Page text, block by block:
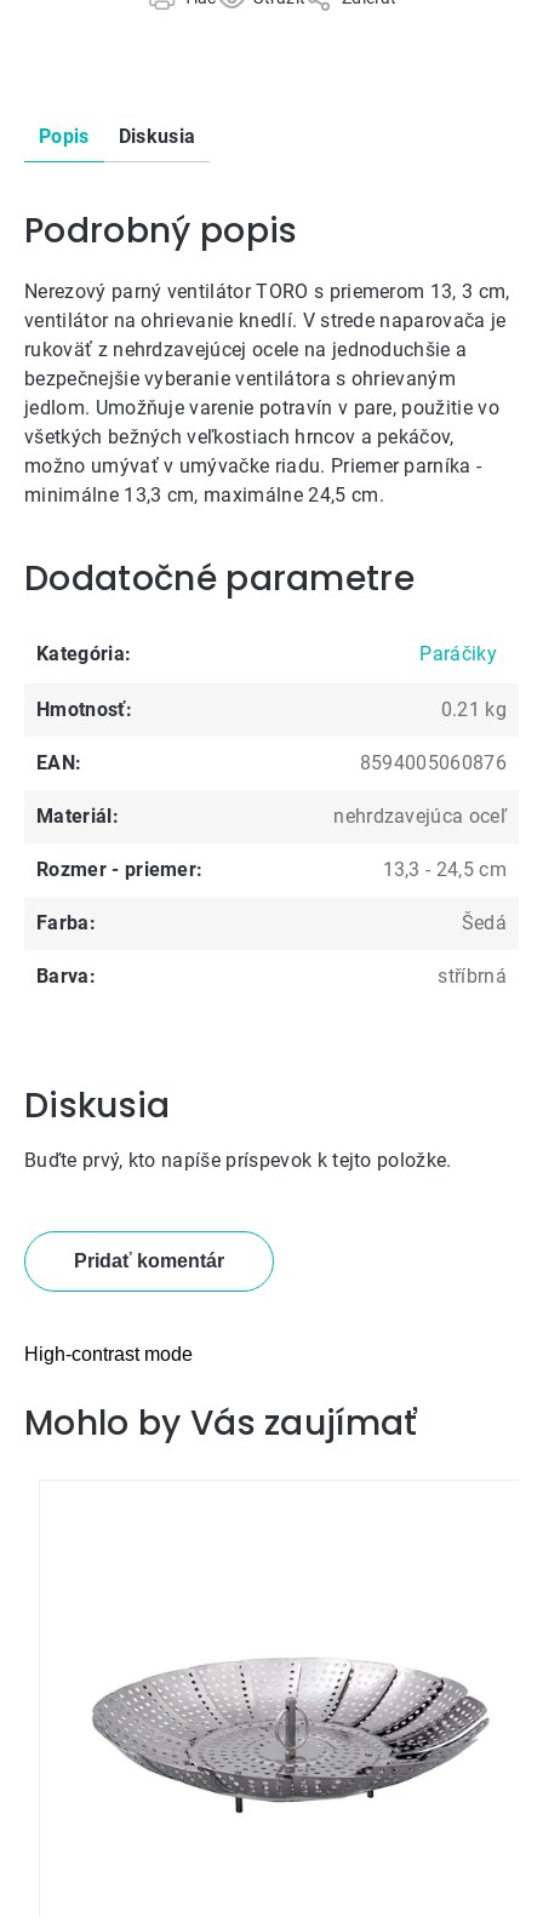
Popis Diskusia
Podrobný popis
Nerezový parný ventilátor TORO s priemerom 13, 3 cm,
ventilátor na ohrievanie knedlí. V strede naparovača je
rukoväť z nehrdzavejúcej ocele na jednoduchšie a
bezpečnejšie vyberanie ventilátora s ohrievaným
jedlom. Umožňuje varenie potravín v pare, použitie vo
všetkých bežných veľkostiach hrncov a pekáčov,
možno umývať v umývačke riadu. Priemer parníka -
minimálne 13,3 cm, maximálne 24,5 cm.
Dodatočné parametre
Kategória: Paráčiky
Hmotnosť: 0.21 kg
EAN: 8594005060876
Materiál: nehrdzavejúca oceľ
Rozmer - priemer: 13,3 - 24,5 cm
Farba: Šedá
Barva: stříbrná
Diskusia
Buďte prvý, kto napíše príspevok k tejto položke.
Pridať komentár
High-contrast mode
Mohlo by Vás zaujímať